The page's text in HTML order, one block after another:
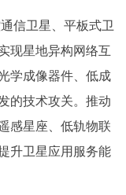
信卫星、平板式卫
现星地异构网络互
学成像器件、低成
的技术攻关。推动
感星座、低轨物联
升卫星应用服务能